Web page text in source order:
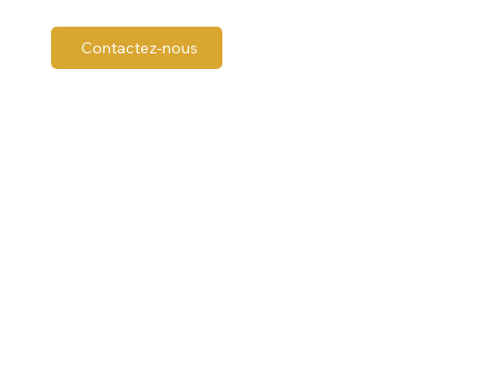
Contactez-nous